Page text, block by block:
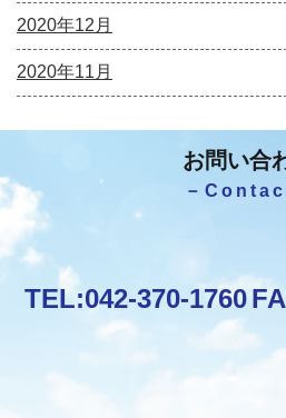
2020年12月
2020年11月
お問い合
－
TEL:042-370-1760